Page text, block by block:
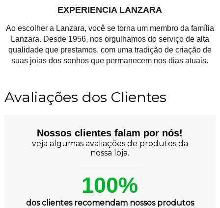
EXPERIENCIA LANZARA
Ao escolher a Lanzara, você se torna um membro da família
Lanzara. Desde 1956, nos orgulhamos do serviço de alta
qualidade que prestamos, com uma tradição de criação de
suas joias dos sonhos que permanecem nos dias atuais.
Avaliações dos Clientes
Nossos clientes falam por nós!
veja algumas avaliações de produtos da
nossa loja.
100%
dos clientes recomendam nossos produtos